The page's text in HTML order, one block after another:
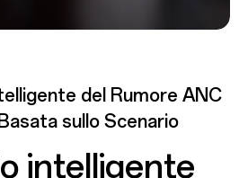
del Rumore ANC
sullo Scenario
intelligente